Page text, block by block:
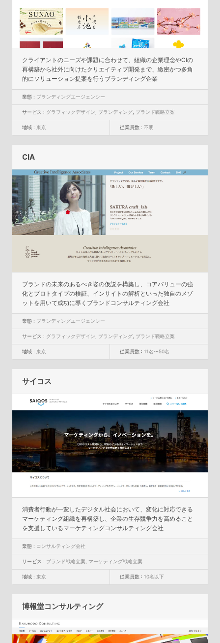
クライアントのニーズや課題に合わせて、組織の企業理念やCIの
再構築から社外に向けたクリエイティブ開発まで、緻密かつ多角
的にソリューション提案を行うブランディング企業
業態 : ブランディングエージェンシー
サービス : グラフィックデザイン ブランディング ブランド戦略立案
地域 :東京 従業員数 : 不明
CIA
ブランドの未来のあるぺき姿の仮説を構築し、コアバリューの強
化とプロトタイプの検証、インサイトの解析といった独自のメゾ
ットを用いて成功に導くブランドコンサルティング会社
業態 : ブランディングエージェンシー
サービス : グラフィックデザイン ブランディング ブランド戦略立案
地域 :東京 従業員数 : 11名〜50名
サイコス
消費者行動が一変したデジタル社会において、変化に対応できる
マーケティング組織を再構築し、企業の生存競争力を高めること
を支援しているマーケティングコンサルティング会社
業態 : コンサルティング会社
サービス : ブランド戦略立案 マーケティング戦略立案
地域 :東京 従業員数 : 10名以下
博報堂コンサルティング